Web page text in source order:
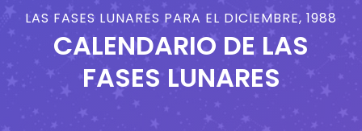
LAS FASES LUNARES PARA EL DICIEMBRE, 1988
CALENDARIO DE LAS
FASES LUNARES